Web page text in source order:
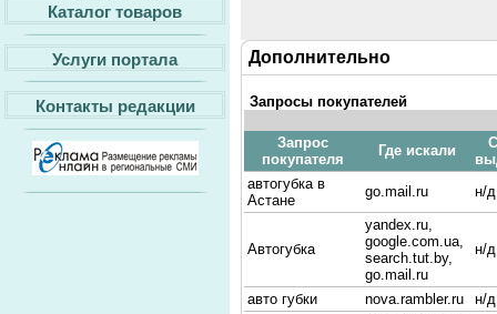
Каталог товаров
Услуги портала
Контакты редакции
Дополнительно
Запросы покупателей
Запрос
покупателя
Где искали
автогубка в
Астане
go.mail.ru н/д
Автогубка
yandex.ru,
google.com.ua,
search.tut.by,
go.mail.ru
н/д
авто губки nova.rambler.ru н/д